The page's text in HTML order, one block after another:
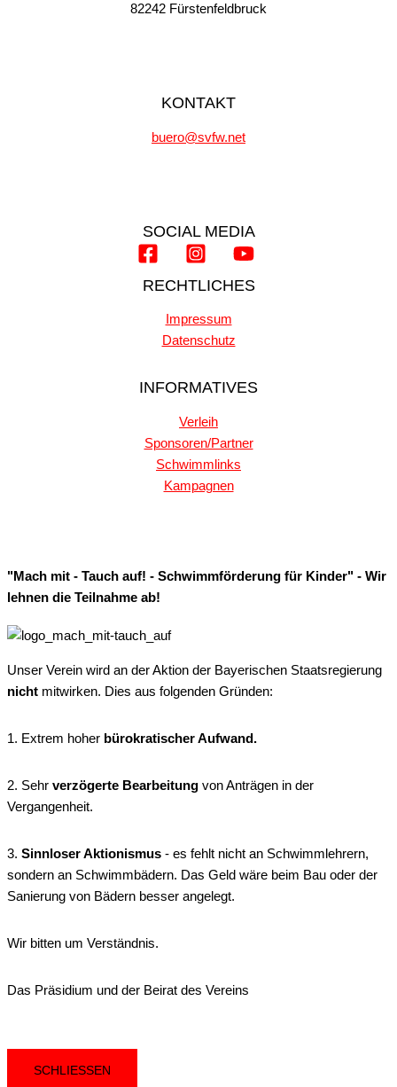
82242 Fürstenfeldbruck
KONTAKT
buero@svfw.net
SOCIAL MEDIA
RECHTLICHES
Impressum
Datenschutz
INFORMATIVES
Verleih
Sponsoren/Partner
Schwimmlinks
Kampagnen
"Mach mit - Tauch auf! - Schwimmförderung für Kinder" - Wir
lehnen die Teilnahme ab!
Unser Verein wird an der Aktion der Bayerischen Staatsregierung
nicht mitwirken. Dies aus folgenden Gründen:
1. Extrem hoher bürokratischer Aufwand.
2. Sehr verzögerte Bearbeitung von Anträgen in der
Vergangenheit.
3. Sinnloser Aktionismus - es fehlt nicht an Schwimmlehrern,
sondern an Schwimmbädern. Das Geld wäre beim Bau oder der
Sanierung von Bädern besser angelegt.
Wir bitten um Verständnis.
Das Präsidium und der Beirat des Vereins
SCHLIESSEN